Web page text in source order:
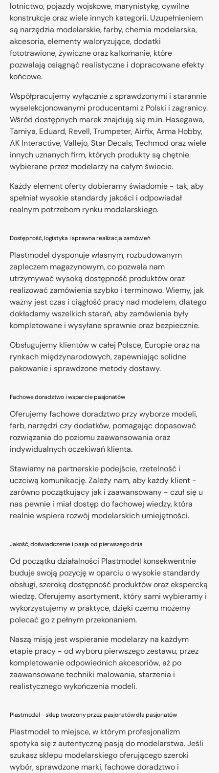
lotnictwo, pojazdy wojskowe, marynistykę, cywilne
konstrukcje oraz wiele innych kategorii. Uzupełnieniem
są narzędzia modelarskie, farby, chemia modelarska,
akcesoria, elementy waloryzujące, dodatki
fototrawione, żywiczne oraz kalkomanie, które
pozwalają osiągnąć realistyczne i dopracowane efekty
końcowe.
Współpracujemy wyłącznie z sprawdzonymi i starannie
wyselekcjonowanymi producentami z Polski i zagranicy.
Wśród dostępnych marek znajdują się m.in. Hasegawa,
Tamiya, Eduard, Revell, Trumpeter, Airfix, Arma Hobby,
AK Interactive, Vallejo, Star Decals, Techmod oraz wiele
innych uznanych firm, których produkty są chętnie
wybierane przez modelarzy na całym świecie.
Każdy element oferty dobieramy świadomie - tak, aby
spełniał wysokie standardy jakości i odpowiadał
realnym potrzebom rynku modelarskiego.
Dostępność, logistyka i sprawna realizacja zamówień
Plastmodel dysponuje własnym, rozbudowanym
zapleczem magazynowym, co pozwala nam
utrzymywać wysoką dostępność produktów oraz
realizować zamówienia szybko i terminowo. Wiemy, jak
ważny jest czas i ciągłość pracy nad modelem, dlatego
dokładamy wszelkich starań, aby zamówienia były
kompletowane i wysyłane sprawnie oraz bezpiecznie.
Obsługujemy klientów w całej Polsce, Europie oraz na
rynkach międzynarodowych, zapewniając solidne
pakowanie i sprawdzone metody dostawy.
Fachowe doradztwo i wsparcie pasjonatów
Oferujemy fachowe doradztwo przy wyborze modeli,
farb, narzędzi czy dodatków, pomagając dopasować
rozwiązania do poziomu zaawansowania oraz
indywidualnych oczekiwań klienta.
Stawiamy na partnerskie podejście, rzetelność i
uczciwą komunikację. Zależy nam, aby każdy klient -
zarówno początkujący jak i zaawansowany - czuł się u
nas pewnie i miał dostęp do fachowej wiedzy, która
realnie wspiera rozwój modelarskich umiejętności.
Jakość, doświadczenie i pasja od pierwszego dnia
Od początku działalności Plastmodel konsekwentnie
buduje swoją pozycję w oparciu o wysokie standardy
obsługi, szeroką dostępność produktów oraz ekspercką
wiedzę. Oferujemy asortyment, który sami wybieramy i
wykorzystujemy w praktyce, dzięki czemu możemy
polecać go z pełnym przekonaniem.
Naszą misją jest wspieranie modelarzy na każdym
etapie pracy - od wyboru pierwszego zestawu, przez
kompletowanie odpowiednich akcesoriów, aż po
zaawansowane techniki malowania, starzenia i
realistycznego wykończenia modeli.
Plastmodel - sklep tworzony przez pasjonatów dla pasjonatów
Plastmodel to miejsce, w którym profesjonalizm
spotyka się z autentyczną pasją do modelarstwa. Jeśli
szukasz sklepu modelarskiego oferującego szeroki
wybór, sprawdzone marki, fachowe doradztwo i